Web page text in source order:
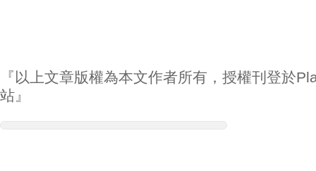
『以上文章版權為本文作者所有，授權刊登於
站』